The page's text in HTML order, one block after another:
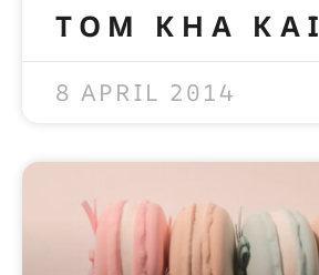
TOM KHA KAI
8 APRIL 2014